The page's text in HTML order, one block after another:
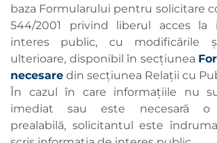
baza Formularului pentru solicitare
544/2001 privind liberul acces la
interes public, cu modificările
ulterioare, disponibil în secțiunea
necesare din secțiunea Relații cu
În cazul în care informațiile nu
imediat sau este necesară o
prealabilă, solicitantul este